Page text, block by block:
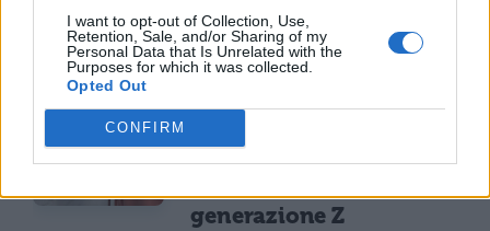
I want to opt-out of Collection, Use,
Retention, Sale, and/or Sharing of my
Personal Data that Is Unrelated with the
Purposes for which it was collected.
Opted Out
CONFIRM
dell'età
Oltre uno studente su
sei a rischio: l'allarme
Iss su gaming, azzardo
e social nella
generazione Z